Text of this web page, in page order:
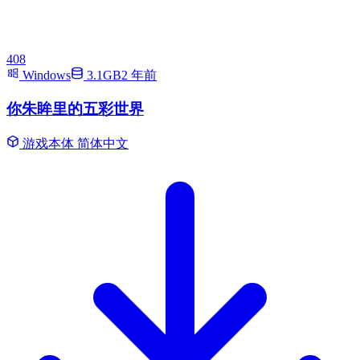
408
Windows
3.1GB2 年前
你朱眸里的五彩世界
游戏本体 简体中文